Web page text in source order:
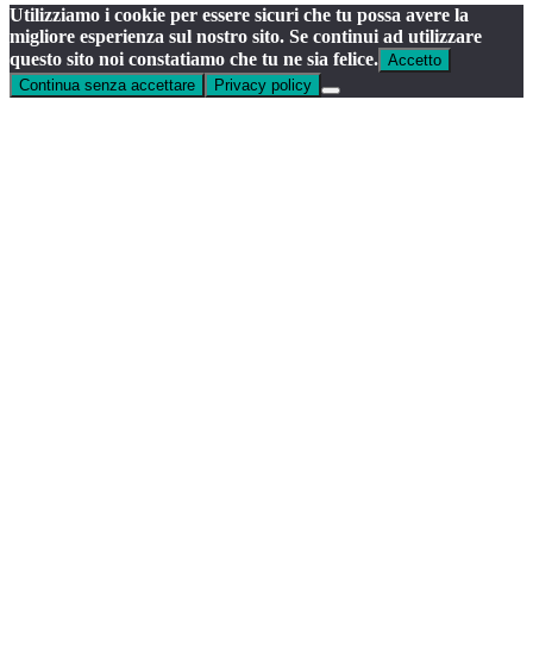
Utilizziamo i cookie per essere sicuri che tu possa avere la
migliore esperienza sul nostro sito. Se continui ad utilizzare
questo sito noi constatiamo che tu ne sia felice. Accetto
Continua senza accettare
Privacy policy